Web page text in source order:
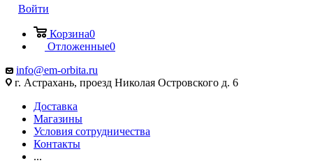
Войти
Корзина0
Отложенные0
info@em-orbita.ru
г. Астрахань, проезд Николая Островского д. 6
Доставка
Магазины
Условия сотрудничества
Контакты
...